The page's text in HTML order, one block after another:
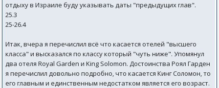
отдыху в Израиле буду указывать даты "предыдущих глав".
25.3
25-26.4
Итак, вчера я перечислил всё что касается отелей "высшего
класса" и высказался по классу который "чуть ниже". Упомянул
два отеля Royal Garden и King Solomon. Достоинства Роял Гарден
я перечислил довольно подробно, что касается Кинг Соломон, то
его главным и единственным недостатком является его возраст.